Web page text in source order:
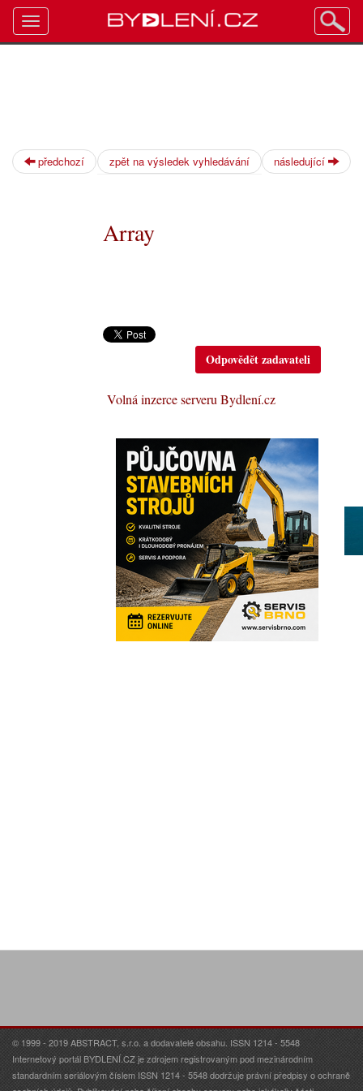
předchozí zpět na výsledek vyhledávání následující
Array
Odpovědět zadavateli
Volná inzerce serveru Bydlení.cz
Toggle
navigation
© 1999 - 2019 ABSTRACT, s.r.o. a dodavatelé obsahu. ISSN 1214 - 5548
Internetový portál BYDLENÍ.CZ je zdrojem registrovaným pod mezinárodním
standardním seriálovým číslem ISSN 1214 - 5548 dodržuje právní předpisy o ochraně